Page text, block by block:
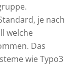
je nach
welche
Das
wie Typo3